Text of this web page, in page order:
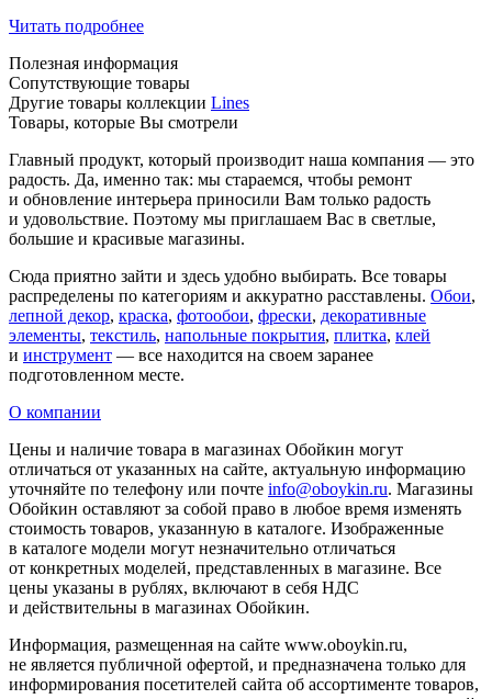
Читать подробнее
Полезная информация
Сопутствующие товары
Другие товары коллекции Lines
Товары, которые Вы смотрели
Главный продукт, который производит наша компания — это
радость. Да, именно так: мы стараемся, чтобы ремонт
и обновление интерьера приносили Вам только радость
и удовольствие. Поэтому мы приглашаем Вас в светлые,
большие и красивые магазины.
Сюда приятно зайти и здесь удобно выбирать. Все товары
распределены по категориям и аккуратно расставлены. Обои,
лепной декор, краска, фотообои, фрески, декоративные
элементы, текстиль, напольные покрытия, плитка, клей
и инструмент — все находится на своем заранее
подготовленном месте.
О компании
Цены и наличие товара в магазинах Обойкин могут
отличаться от указанных на сайте, актуальную информацию
уточняйте по телефону или почте info@oboykin.ru. Магазины
Обойкин оставляют за собой право в любое время изменять
стоимость товаров, указанную в каталоге. Изображенные
в каталоге модели могут незначительно отличаться
от конкретных моделей, представленных в магазине. Все
цены указаны в рублях, включают в себя НДС
и действительны в магазинах Обойкин.
Информация, размещенная на сайте www.oboykin.ru,
не является публичной офертой, и предназначена только для
информирования посетителей сайта об ассортименте товаров,